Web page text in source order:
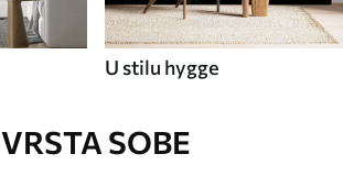
U stilu hygge
VRSTA SOBE